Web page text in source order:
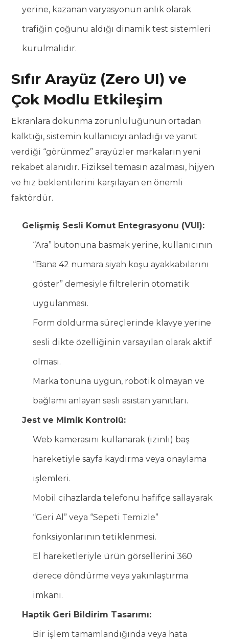
yerine, kazanan varyasyonun anlık olarak
trafiğin çoğunu aldığı dinamik test sistemleri
kurulmalıdır.
Sıfır Arayüz (Zero UI) ve
Çok Modlu Etkileşim
Ekranlara dokunma zorunluluğunun ortadan
kalktığı, sistemin kullanıcıyı anladığı ve yanıt
verdiği “görünmez” arayüzler markaların yeni
rekabet alanıdır. Fiziksel temasın azalması, hijyen
ve hız beklentilerini karşılayan en önemli
faktördür.
Gelişmiş Sesli Komut Entegrasyonu (VUI):
“Ara” butonuna basmak yerine, kullanıcının
“Bana 42 numara siyah koşu ayakkabılarını
göster” demesiyle filtrelerin otomatik
uygulanması.
Form doldurma süreçlerinde klavye yerine
sesli dikte özelliğinin varsayılan olarak aktif
olması.
Marka tonuna uygun, robotik olmayan ve
bağlamı anlayan sesli asistan yanıtları.
Jest ve Mimik Kontrolü:
Web kamerasını kullanarak (izinli) baş
hareketiyle sayfa kaydırma veya onaylama
işlemleri.
Mobil cihazlarda telefonu hafifçe sallayarak
“Geri Al” veya “Sepeti Temizle”
fonksiyonlarının tetiklenmesi.
El hareketleriyle ürün görsellerini 360
derece döndürme veya yakınlaştırma
imkanı.
Haptik Geri Bildirim Tasarımı:
Bir işlem tamamlandığında veya hata